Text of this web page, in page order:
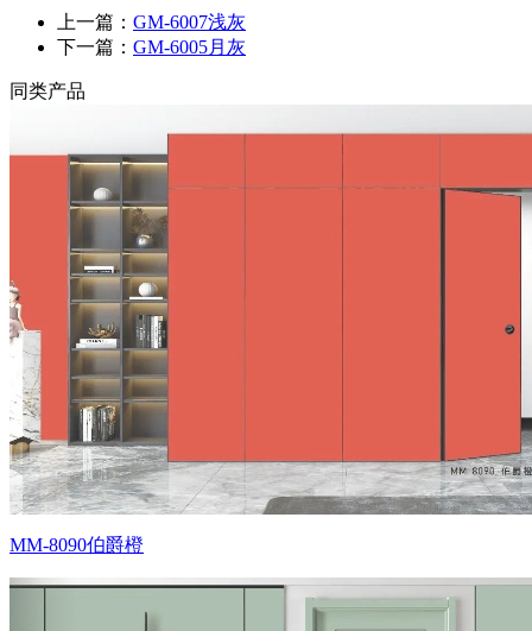
上一篇： GM-6007浅灰
下一篇： GM-6005月灰
同类产品
MM-8090伯爵橙